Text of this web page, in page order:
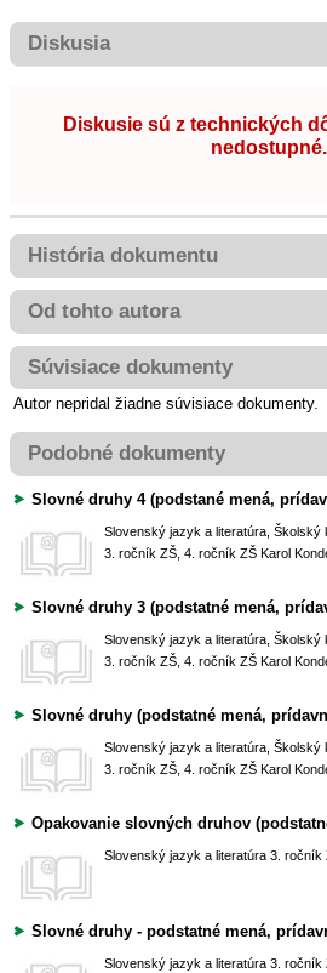
Diskusia
Diskusie sú z technických
nedostupné.
História dokumentu
Od tohto autora
Súvisiace dokumenty
Autor nepridal žiadne súvisiace dokumenty.
Podobné dokumenty
Slovenský jazyk a literatúra, Školský
3. ročník ZŠ, 4. ročník ZŠ Karol
Slovenský jazyk a literatúra, Školský
3. ročník ZŠ, 4. ročník ZŠ Karol
Slovenský jazyk a literatúra, Školský
3. ročník ZŠ, 4. ročník ZŠ Karol
Slovenský jazyk a literatúra 3. ročník
Slovné druhy - podstatné mená,
Slovenský jazyk a literatúra 3. ročník